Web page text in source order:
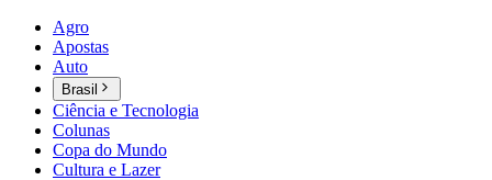
Agro
Apostas
Auto
Brasil
Ciência e Tecnologia
Colunas
Copa do Mundo
Cultura e Lazer